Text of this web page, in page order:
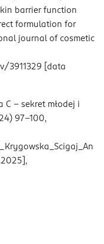
barrier function
formulation for
journal of cosmetic
3911329 [data
C – sekret młodej i
97–100,